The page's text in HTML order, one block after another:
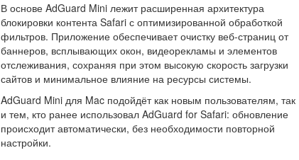
В основе AdGuard Mini лежит расширенная архитектура
блокировки контента Safari с оптимизированной обработкой
фильтров. Приложение обеспечивает очистку веб-страниц от
баннеров, всплывающих окон, видеорекламы и элементов
отслеживания, сохраняя при этом высокую скорость загрузки
сайтов и минимальное влияние на ресурсы системы.
AdGuard Mini для Mac подойдёт как новым пользователям, так
и тем, кто ранее использовал AdGuard for Safari: обновление
происходит автоматически, без необходимости повторной
настройки.